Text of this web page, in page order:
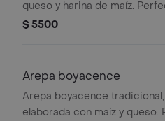
queso y harina de maíz.
disfrutar en cualquier
$ 5500
Arepa boyacence
Arepa boyacence tradicional,
elaborada con maíz y queso.